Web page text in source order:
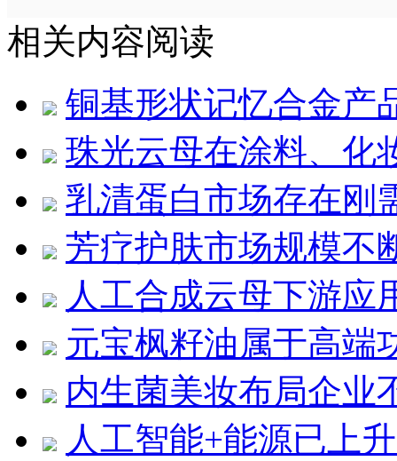
相关内容阅读
铜基形状记忆合金产
珠光云母在涂料、化
乳清蛋白市场存在刚
芳疗护肤市场规模不
人工合成云母下游应
元宝枫籽油属于高端
内生菌美妆布局企业
人工智能+能源已上